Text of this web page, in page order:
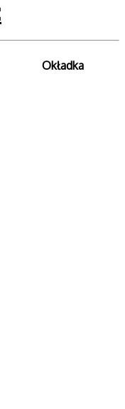
Okładka